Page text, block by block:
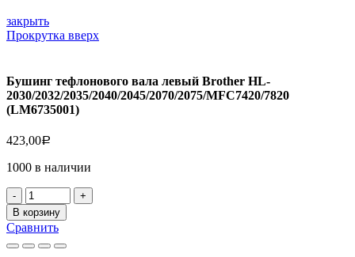
закрыть
Прокрутка вверх
Бушинг тефлонового вала левый Brother HL-
2030/2032/2035/2040/2045/2070/2075/MFC7420/7820
(LM6735001)
423,00Р
1000 в наличии
Количество
товара
Бушинг
тефлонового
вала
В корзину
Сравнить